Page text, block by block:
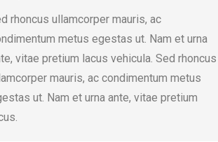
rhoncus ullamcorper mauris, ac
metus egestas ut. Nam et urna
vitae pretium lacus vehicula. Sed rhoncus
mauris, ac condimentum metus
ut. Nam et urna ante, vitae pretium